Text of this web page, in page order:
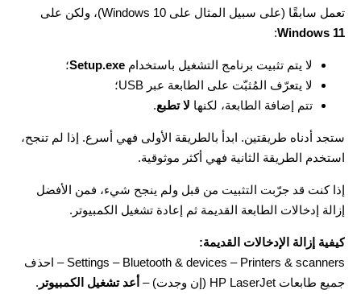
تعمل سابقًا (على سبيل المثال على Windows 10)، ولكن على
Windows 11
:
لا يتم تثبيت برنامج التشغيل باستخدام Setup.exe؛
لا يتعرّف المُثبّت على الطابعة عبر USB؛
تتم إضافة الطابعة، لكنها لا تطبع.
ستجد أدناه طريقتين. ابدأ بالطريقة الأولى فهي أسرع. إذا لم تنجح،
استخدم الطريقة الثانية فهي أكثر موثوقية.
إذا كنت قد جرّبت التثبيت من قبل ولم ينجح شيء، فمن الأفضل
إزالة إدخالات الطابعة القديمة ثم إعادة تشغيل الكمبيوتر.
كيفية إزالة الإدخالات القديمة:
Settings – Bluetooth & devices – Printers & scanners – احذف
جميع طابعات HP LaserJet (إن وجدت) –
أعد تشغيل الكمبيوتر .